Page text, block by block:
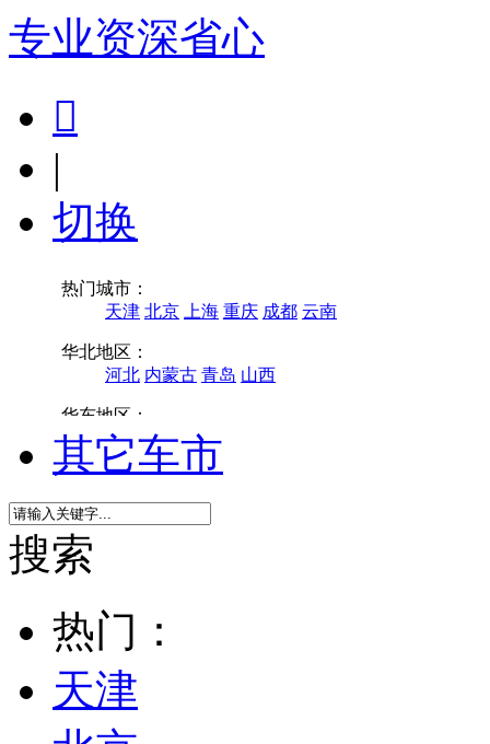
专业资深省心

|
切换
其它车市
搜索
热门：
天津